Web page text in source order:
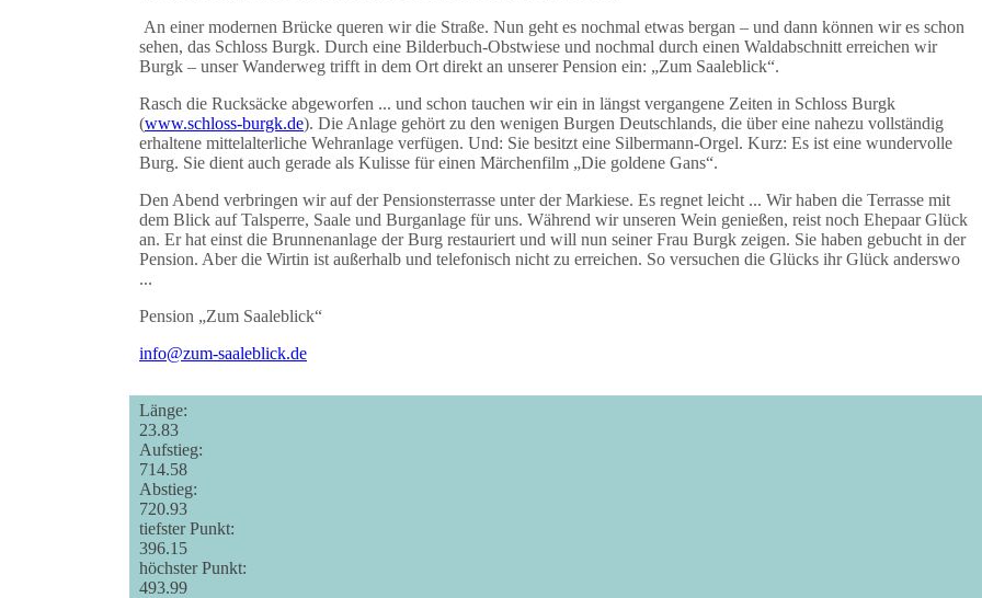
An einer modernen Brücke queren wir die Straße. Nun geht es nochmal etwas bergan – und dann können wir es schon
sehen, das Schloss Burgk. Durch eine Bilderbuch-Obstwiese und nochmal durch einen Waldabschnitt erreichen wir
Burgk – unser Wanderweg trifft in dem Ort direkt an unserer Pension ein: „Zum Saaleblick“.
Rasch die Rucksäcke abgeworfen ... und schon tauchen wir ein in längst vergangene Zeiten in Schloss Burgk
(www.schloss-burgk.de). Die Anlage gehört zu den wenigen Burgen Deutschlands, die über eine nahezu vollständig
erhaltene mittelalterliche Wehranlage verfügen. Und: Sie besitzt eine Silbermann-Orgel. Kurz: Es ist eine wundervolle
Burg. Sie dient auch gerade als Kulisse für einen Märchenfilm „Die goldene Gans“.
Den Abend verbringen wir auf der Pensionsterrasse unter der Markiese. Es regnet leicht ... Wir haben die Terrasse mit
dem Blick auf Talsperre, Saale und Burganlage für uns. Während wir unseren Wein genießen, reist noch Ehepaar Glück
an. Er hat einst die Brunnenanlage der Burg restauriert und will nun seiner Frau Burgk zeigen. Sie haben gebucht in der
Pension. Aber die Wirtin ist außerhalb und telefonisch nicht zu erreichen. So versuchen die Glücks ihr Glück anderswo
...
Pension „Zum Saaleblick“
info@zum-saaleblick.de
Länge:
23.83
Aufstieg:
714.58
Abstieg:
720.93
tiefster Punkt:
396.15
höchster Punkt:
493.99